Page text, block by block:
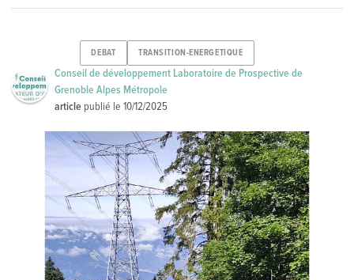
DEBAT TRANSITION-ENERGETIQUE
Conseil de développement Laboratoire de Prospective de
Grenoble Alpes Métropole
article publié le10/12/2025